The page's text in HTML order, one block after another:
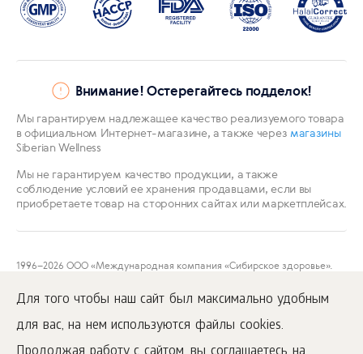
Для того чтобы наш сайт был максимально удобным
для вас, на нем используются файлы cookies.
Внимание! Остерегайтесь подделок!
Мы гарантируем надлежащее качество реализуемого товара
в официальном Интернет-магазине, а также через магазины
Siberian Wellness
Мы не гарантируем качество продукции, а также
соблюдение условий ее хранения продавцами, если вы
приобретаете товар на сторонних сайтах или маркетплейсах.
1996–2026 ООО «Международная компания «Сибирское здоровье».
Воспроизведение материалов данного сайта возможно при условии
обязательного размещения активной ссылки на
www.siberianwellness.com.
Публичная оферта